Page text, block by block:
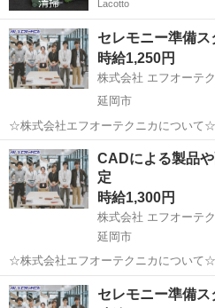
Lacotto
セレモニー準備ス
時給1,250円
株式会社 エフオーテ
延岡市
☆株式会社エフオーテクニカについて☆
取り扱っています♪ 半導体に関するの
経験でも始められる充実したOJT教育もございま
ーテクニカ」でご登録がある...
宮崎 延岡市 その他
CADによる製品
定
時給1,300円
株式会社 エフオーテ
延岡市
☆株式会社エフオーテクニカについて
取り扱っています♪ 半導体に関するの
経験でも始められる充実したOJT教育もございます
宮崎 延岡市
セレモニー準備ス